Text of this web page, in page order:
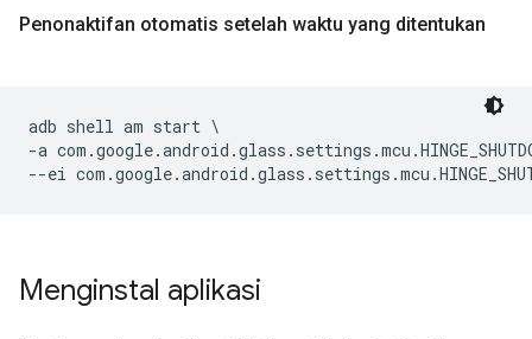
Penonaktifan otomatis setelah waktu yang ditentukan
adb shell am start \
-a
--ei
Menginstal aplikasi